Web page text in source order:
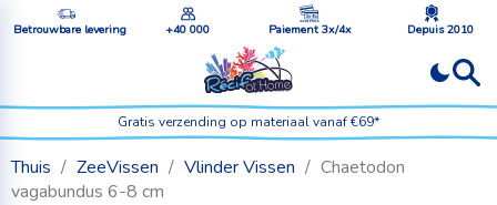
Betrouwbare levering +40 000 Paiement 3x/4x Depuis 2010
Gratis verzending op materiaal vanaf €69*
Thuis ZeeVissen Vlinder Vissen
Chaetodon
vagabundus 6-8 cm